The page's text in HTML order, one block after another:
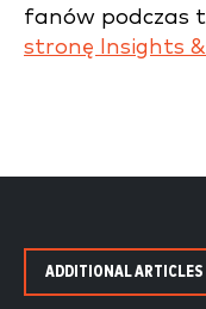
fanów podczas
stronę Insights
ADDITIONAL ARTICLES